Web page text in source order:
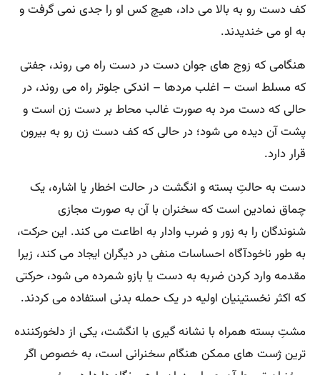
کف دست رو به بالا می داد، هیچ کس او را جدی نمی گرفت و
به او می خندیدند.
هنگامی که زوج های جوان دست در دست راه می روند، جفتی
که مسلط است – اغلب مردها – اندکی جلوتر راه می روند، در
حالی که دست مرد به صورت غالب محاط بر دست زن است و
پشت آن دیده می شود؛ در حالی که کف دست زن رو به بیرون
قرار دارد.
دست به حالتِ بسته و انگشت در حالت اخطار یا اشاره، یک
چماق نمادین است که سخنران با آن به صورت مجازی
شنوندگان را به زور و ضرب وادار به اطاعت می کند. این حرکت،
به طور ناخودآگاه احساسات منفی در دیگران ایجاد می کند، زیرا
مقدمه وارد کردن ضربه به دست یا بازو شمرده می شود، حرکتی
که اکثر نخستینیان اولیه در یک حمله بدنی استفاده می کردند.
مشتِ بسته همراه با نشانه گیری با انگشت، یکی از دلخورکننده
ترین ژست های ممکن هنگام سخنرانی است، به خصوص اگر